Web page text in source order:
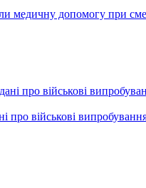
медичну допомогу при
про військові